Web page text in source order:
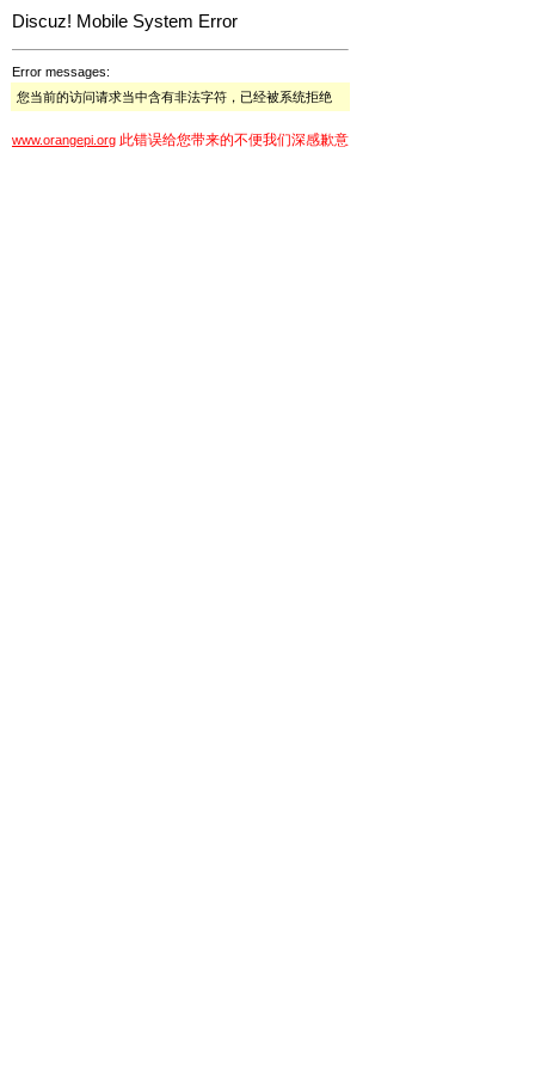
Discuz! Mobile System Error
Error messages:
您当前的访问请求当中含有非法字符，已经被系统拒绝
www.orangepi.org 此错误给您带来的不便我们深感歉意